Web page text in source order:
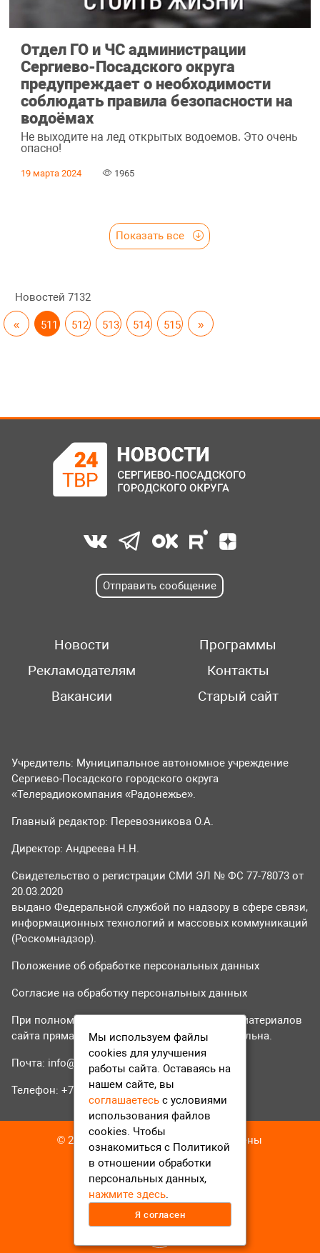
Отдел ГО и ЧС администрации
Сергиево-Посадского округа
предупреждает о необходимости
соблюдать правила безопасности на
водоёмах
Не выходите на лед открытых водоемов. Это очень
опасно!
19 марта 2024 1965
Показать все
Новостей 7132
« 511 512 513 514 515 »
Отправить сообщение
Новости
Программы
Рекламодателям
Контакты
Вакансии
Старый сайт
Учредитель: Муниципальное автономное учреждение
Сергиево-Посадского городского округа
«Телерадиокомпания «Радонежье».
Главный редактор: Перевозникова О.А.
Директор: Андреева Н.Н.
Свидетельство о регистрации СМИ ЭЛ № ФС 77-78073 от
20.03.2020
выдано Федеральной службой по надзору в сфере связи,
информационных технологий и массовых коммуникаций
(Роскомнадзор).
Положение об обработке персональных данных
Согласие на обработку персональных данных
При полном или частичном использовании материалов
сайта прямая гиперссылка на tvr24.tv обязательна.
Почта: info@tvr24.tv
Телефон: +7 (496) 551-04-95
© 2016-2023 ТВР24 Все права защищены
Мы используем файлы
cookies для улучшения
работы сайта. Оставаясь на
нашем сайте, вы
соглашаетесь с условиями
использования файлов
cookies. Чтобы
ознакомиться с Политикой
в отношении обработки
персональных данных,
нажмите здесь.
Я согласен